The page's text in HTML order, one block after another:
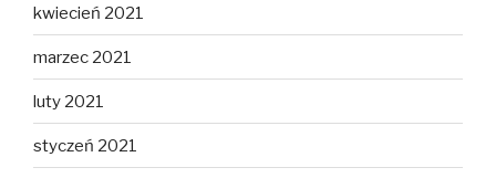
kwiecień 2021
marzec 2021
luty 2021
styczeń 2021